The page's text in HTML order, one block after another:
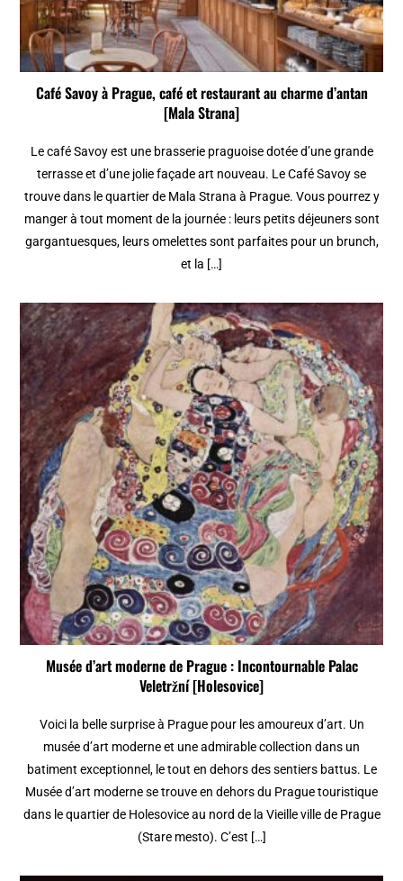
Café Savoy à Prague, café et restaurant au charme d’antan
[Mala Strana]
Le café Savoy est une brasserie praguoise dotée d’une grande
terrasse et d’une jolie façade art nouveau. Le Café Savoy se
trouve dans le quartier de Mala Strana à Prague. Vous pourrez y
manger à tout moment de la journée : leurs petits déjeuners sont
gargantuesques, leurs omelettes sont parfaites pour un brunch,
et la […]
Musée d’art moderne de Prague : Incontournable Palac
Veletržní [Holesovice]
Voici la belle surprise à Prague pour les amoureux d’art. Un
musée d’art moderne et une admirable collection dans un
batiment exceptionnel, le tout en dehors des sentiers battus. Le
Musée d’art moderne se trouve en dehors du Prague touristique
dans le quartier de Holesovice au nord de la Vieille ville de Prague
(Stare mesto). C’est […]